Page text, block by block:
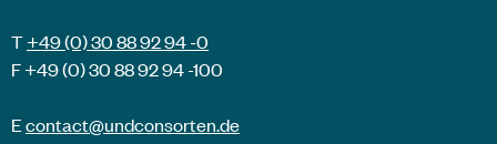
T+49 (0) 30 88 92 94 -0
F +49 (0) 30 88 92 94 -100
Econtact@undconsorten.de